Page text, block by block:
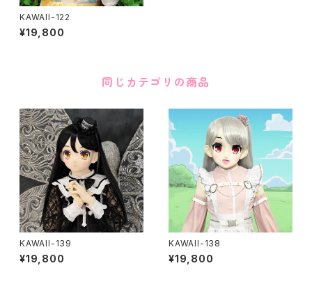
KAWAII-122
¥19,800
同じカテゴリの商品
KAWAII-139
¥19,800
KAWAII-138
¥19,800